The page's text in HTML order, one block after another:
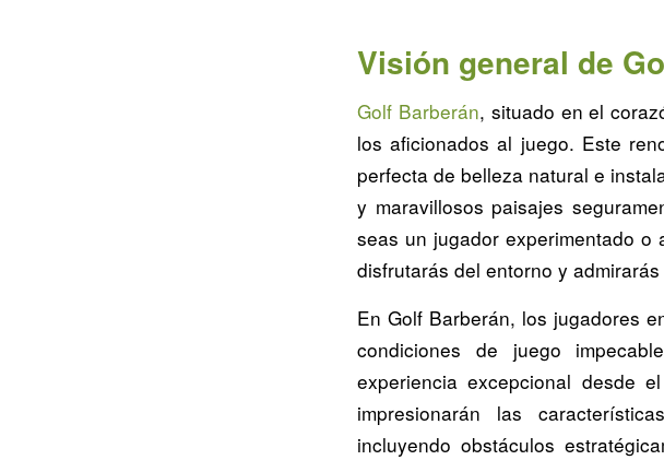
Visión general de
Golf Barberán, situado en el
los aficionados al juego. Este
perfecta de belleza natural e
y maravillosos paisajes
seas un jugador experimentado o
disfrutarás del entorno y
En Golf Barberán, los jugadores
condiciones de juego
experiencia excepcional desde
impresionarán las
incluyendo obstáculos